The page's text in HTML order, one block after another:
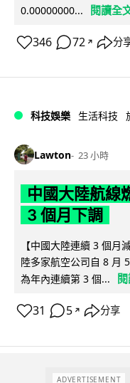
0.00000000...
閱讀全
346 72 ↗ 分
科技娛樂 生活科技
Lawton 23 小時
中國大陸航線
3 個月下調
【中國大陸連續 3 個月
陸多家航空公司自 8 月
為年內連續第 3 個...
31 5 ↗ 分享
ADVERTISEMENT